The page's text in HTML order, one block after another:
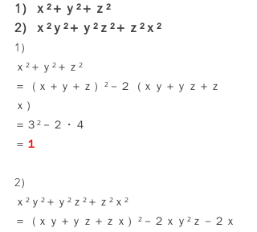
1）ｘ²＋ｙ²＋ｚ²
2）ｘ²ｙ²＋ｙ²ｚ²＋ｚ²ｘ²
1）
ｘ²＋ｙ²＋ｚ²
＝（ｘ＋ｙ＋ｚ）²－２（ｘｙ＋ｙｚ＋ｚ
ｘ）
＝３²－２・４
＝ １
2）
ｘ²ｙ²＋ｙ²ｚ²＋ｚ²ｘ²
＝（ｘｙ＋ｙｚ＋ｚｘ）²－２ｘｙ²ｚ－２ｘ